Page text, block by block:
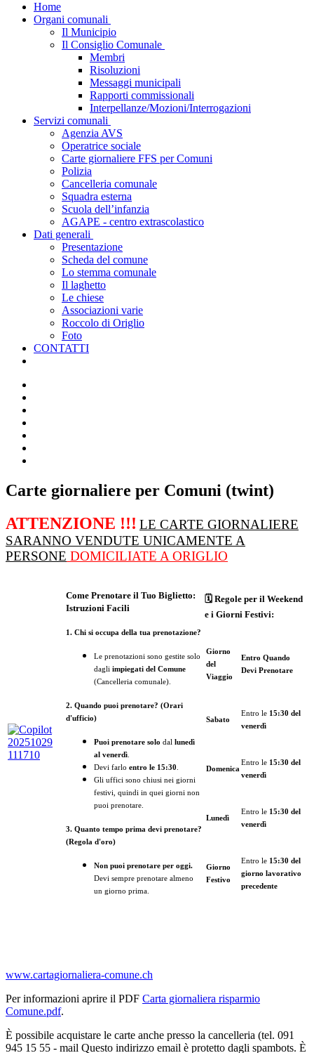
Home
Organi comunali
Il Municipio
Il Consiglio Comunale
Membri
Risoluzioni
Messaggi municipali
Rapporti commissionali
Interpellanze/Mozioni/Interrogazioni
Servizi comunali
Agenzia AVS
Operatrice sociale
Carte giornaliere FFS per Comuni
Polizia
Cancelleria comunale
Squadra esterna
Scuola dell’infanzia
AGAPE - centro extrascolastico
Dati generali
Presentazione
Scheda del comune
Lo stemma comunale
Il laghetto
Le chiese
Associazioni varie
Roccolo di Origlio
Foto
CONTATTI
Carte giornaliere per Comuni (twint)
ATTENZIONE !!! LE CARTE GIORNALIERE
SARANNO VENDUTE UNICAMENTE A
PERSONE DOMICILIATE A ORIGLIO
Come Prenotare il Tuo Biglietto:
Istruzioni Facili
1. Chi si occupa della tua prenotazione?
Le prenotazioni sono gestite solo
dagli impiegati del Comune
(Cancelleria comunale).
2. Quando puoi prenotare? (Orari
d'ufficio)
Puoi prenotare solo dal lunedì
al venerdì
Devi farlo entro le 15:30
Gli uffici sono chiusi nei giorni
festivi, quindi in quei giorni non
puoi prenotare.
3. Quanto tempo prima devi prenotare?
(Regola d'oro)
Non puoi prenotare per oggi.
Devi sempre prenotare almeno
un giorno prima.
🗓 Regole per il Weekend
e i Giorni Festivi:
Giorno
del
Viaggio
Entro Quando
Devi Prenotare
Sabato
Entro le 15:30 del
venerdì
Domenica
Entro le 15:30 del
venerdì
Lunedì
Entro le 15:30 del
venerdì
Giorno
Festivo
Entro le 15:30 del
giorno lavorativo
precedente
www.cartagiornaliera-comune.ch
Per informazioni aprire il PDF Carta giornaliera risparmio
Comune.pdf.
È possibile acquistare le carte anche presso la cancelleria (tel. 091
945 15 55 - mail Questo indirizzo email è protetto dagli spambots. È